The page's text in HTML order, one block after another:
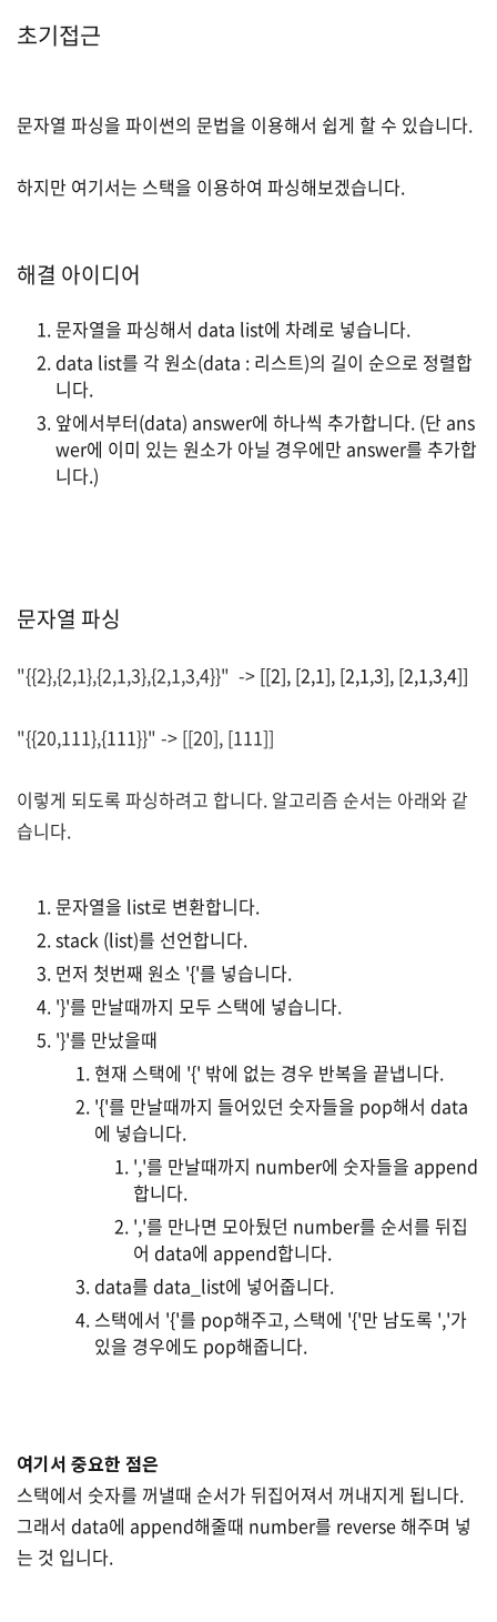
초기접근
문자열 파싱을 파이썬의 문법을 이용해서 쉽게 할 수 있습니다.
하지만 여기서는 스택을 이용하여 파싱해보겠습니다.
해결 아이디어
문자열을 파싱해서 data list에 차례로 넣습니다.
data list를 각 원소(data : 리스트)의 길이 순으로 정렬합
니다.
앞에서부터(data) answer에 하나씩 추가합니다. (단 ans
wer에 이미 있는 원소가 아닐 경우에만 answer를 추가합
니다.)
문자열 파싱
"{{2},{2,1},{2,1,3},{2,1,3,4}}" -> [[2], [2,1], [2,1,3], [2,1,3,4]]
"{{20,111},{111}}" -> [[20], [111]]
이렇게 되도록 파싱하려고 합니다. 알고리즘 순서는 아래와 같
습니다.
문자열을 list로 변환합니다.
stack (list)를 선언합니다.
먼저 첫번째 원소 '{'를 넣습니다.
'}'를 만날때까지 모두 스택에 넣습니다.
'}'를 만났을때
현재 스택에 '{' 밖에 없는 경우 반복을 끝냅니다.
'{'를 만날때까지 들어있던 숫자들을 pop해서 data
에 넣습니다.
','를 만날때까지 number에 숫자들을 append
합니다.
','를 만나면 모아뒀던 number를 순서를 뒤집
어 data에 append합니다.
data를 data_list에 넣어줍니다.
스택에서 '{'를 pop해주고, 스택에 '{'만 남도록 ','가
있을 경우에도 pop해줍니다.
여기서 중요한 점은
스택에서 숫자를 꺼낼때 순서가 뒤집어져서 꺼내지게 됩니다.
그래서 data에 append해줄때 number를 reverse 해주며 넣
는 것 입니다.